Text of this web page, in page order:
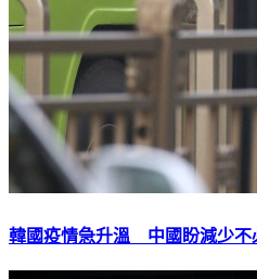
韓國疫情急升溫 中國盼減少不